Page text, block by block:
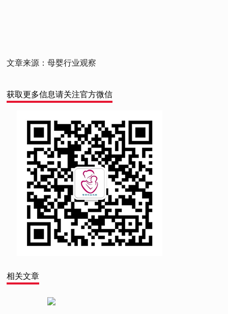
文章来源：母婴行业观察
获取更多信息请关注官方微信
相关文章